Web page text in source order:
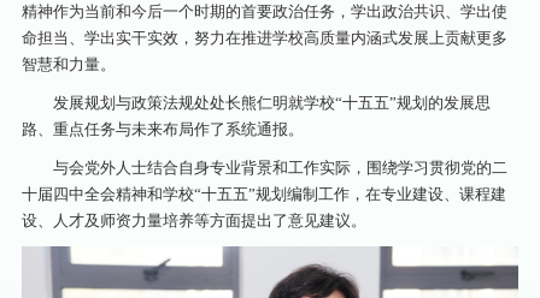
精神作为当前和今后一个时期的首要政治任务，学出政治共识、学出使
命担当、学出实干实效，努力在推进学校高质量内涵式发展上贡献更多
智慧和力量。
发展规划与政策法规处处长熊仁明就学校“十五五”规划的发展思
路、重点任务与未来布局作了系统通报。
与会党外人士结合自身专业背景和工作实际，围绕学习贯彻党的二
十届四中全会精神和学校“十五五”规划编制工作，在专业建设、课程建
设、人才及师资力量培养等方面提出了意见建议。